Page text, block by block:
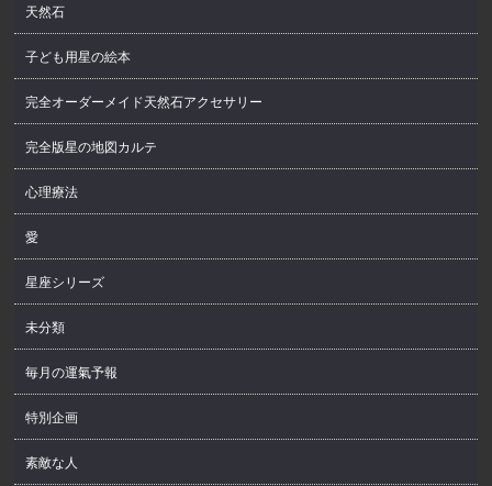
天然石
子ども用星の絵本
完全オーダーメイド天然石アクセサリー
完全版星の地図カルテ
心理療法
愛
星座シリーズ
未分類
毎月の運氣予報
特別企画
素敵な人